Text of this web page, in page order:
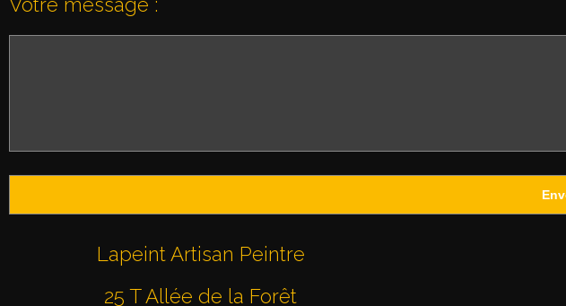
Votre message :
Lapeint Artisan Peintre
25 T Allée de la Forêt